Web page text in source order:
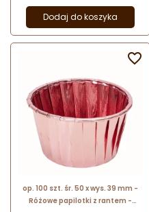
Dodaj do koszyka
op. 100 szt. śr. 50 x wys. 39 mm -
Różowe papilotki z rantem -
